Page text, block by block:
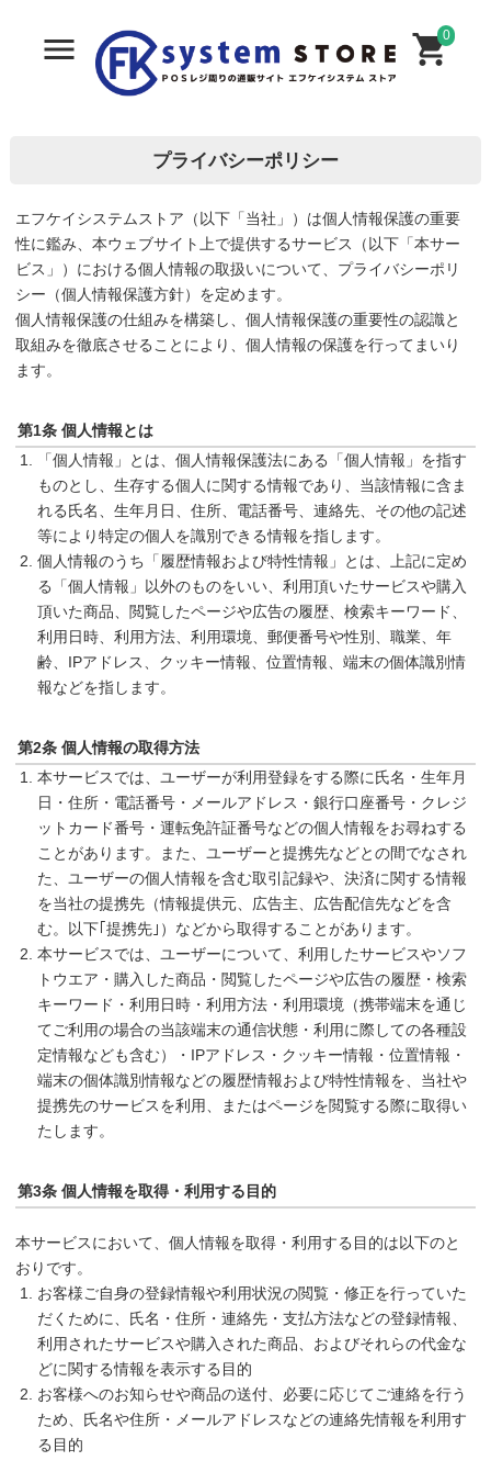
0
プライバシーポリシー
エフケイシステムストア（以下「当社」）は個人情報保護の重要
性に鑑み、本ウェブサイト上で提供するサービス（以下「本サー
ビス」）における個人情報の取扱いについて、プライバシーポリ
シー（個人情報保護方針）を定めます。
個人情報保護の仕組みを構築し、個人情報保護の重要性の認識と
取組みを徹底させることにより、個人情報の保護を行ってまいり
ます。
第1条 個人情報とは
「個人情報」とは、個人情報保護法にある「個人情報」を指す
ものとし、生存する個人に関する情報であり、当該情報に含ま
れる氏名、生年月日、住所、電話番号、連絡先、その他の記述
等により特定の個人を識別できる情報を指します。
個人情報のうち「履歴情報および特性情報」とは、上記に定め
る「個人情報」以外のものをいい、利用頂いたサービスや購入
頂いた商品、閲覧したページや広告の履歴、検索キーワード、
利用日時、利用方法、利用環境、郵便番号や性別、職業、年
齢、IPアドレス、クッキー情報、位置情報、端末の個体識別情
報などを指します。
第2条 個人情報の取得方法
本サービスでは、ユーザーが利用登録をする際に氏名・生年月
日・住所・電話番号・メールアドレス・銀行口座番号・クレジ
ットカード番号・運転免許証番号などの個人情報をお尋ねする
ことがあります。また、ユーザーと提携先などとの間でなされ
た、ユーザーの個人情報を含む取引記録や、決済に関する情報
を当社の提携先（情報提供元、広告主、広告配信先などを含
む。以下｢提携先｣）などから取得することがあります。
本サービスでは、ユーザーについて、利用したサービスやソフ
トウエア・購入した商品・閲覧したページや広告の履歴・検索
キーワード・利用日時・利用方法・利用環境（携帯端末を通じ
てご利用の場合の当該端末の通信状態・利用に際しての各種設
定情報なども含む）・IPアドレス・クッキー情報・位置情報・
端末の個体識別情報などの履歴情報および特性情報を、当社や
提携先のサービスを利用、またはページを閲覧する際に取得い
たします。
第3条 個人情報を取得・利用する目的
本サービスにおいて、個人情報を取得・利用する目的は以下のと
おりです。
お客様ご自身の登録情報や利用状況の閲覧・修正を行っていた
だくために、氏名・住所・連絡先・支払方法などの登録情報、
利用されたサービスや購入された商品、およびそれらの代金な
どに関する情報を表示する目的
お客様へのお知らせや商品の送付、必要に応じてご連絡を行う
ため、氏名や住所・メールアドレスなどの連絡先情報を利用す
る目的